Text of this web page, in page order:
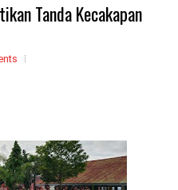
Tanda Kecakapan